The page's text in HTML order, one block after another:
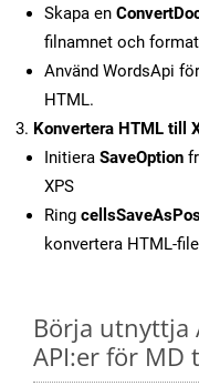
Skapa en
filnamnet och
Använd WordsApi
HTML.
Konvertera HTML till
Initiera SaveOption
XPS
Ring
konvertera HTML-
Börja utnyttja
API:er för MD